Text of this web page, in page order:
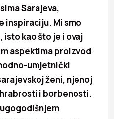
Sarajeva,
inspiraciju. Mi smo
kao što je i ovaj
aspektima proizvod
umjetnički
ženi, njenoj
i borbenosti.